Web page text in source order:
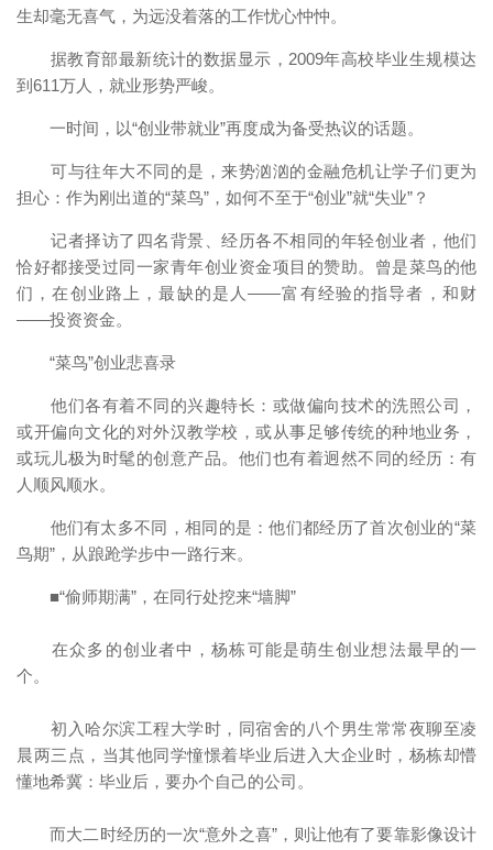
生却毫无喜气，为远没着落的工作忧心忡忡。
据教育部最新统计的数据显示，2009年高校毕业生规模达
到611万人，就业形势严峻。
一时间，以“创业带就业”再度成为备受热议的话题。
可与往年大不同的是，来势汹汹的金融危机让学子们更为
担心：作为刚出道的“菜鸟”，如何不至于“创业”就“失业”？
记者择访了四名背景、经历各不相同的年轻创业者，他们
恰好都接受过同一家青年创业资金项目的赞助。曾是菜鸟的他
们，在创业路上，最缺的是人——富有经验的指导者，和财
——投资资金。
“菜鸟”创业悲喜录
他们各有着不同的兴趣特长：或做偏向技术的洗照公司，
或开偏向文化的对外汉教学校，或从事足够传统的种地业务，
或玩儿极为时髦的创意产品。他们也有着迥然不同的经历：有
人顺风顺水。
他们有太多不同，相同的是：他们都经历了首次创业的“菜
鸟期”，从踉跄学步中一路行来。
■“偷师期满”，在同行处挖来“墙脚”
在众多的创业者中，杨栋可能是萌生创业想法最早的一
个。
初入哈尔滨工程大学时，同宿舍的八个男生常常夜聊至凌
晨两三点，当其他同学憧憬着毕业后进入大企业时，杨栋却懵
懂地希冀：毕业后，要办个自己的公司。
而大二时经历的一次“意外之喜”，则让他有了要靠影像设计